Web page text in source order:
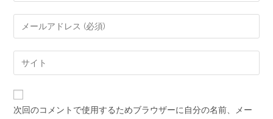
次回のコメントで使用するためブラウザーに自分の名前、メー